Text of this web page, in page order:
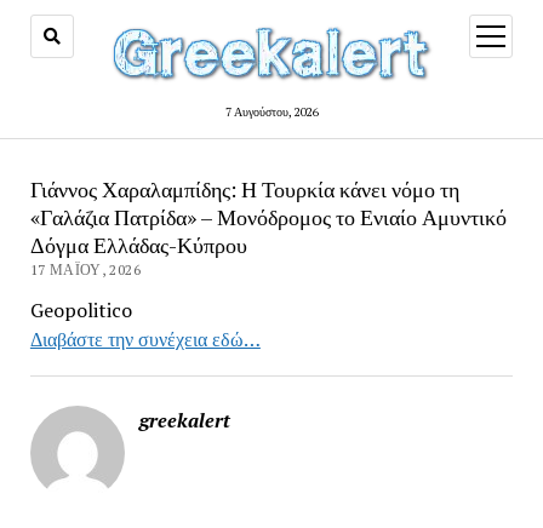
7 Αυγούστου, 2026
open
menu
Γιάννος Χαραλαμπίδης: Η Τουρκία κάνει νόμο τη
«Γαλάζια Πατρίδα» – Μονόδρομος το Ενιαίο Αμυντικό
Δόγμα Ελλάδας-Κύπρου
17 ΜΑΪ́ΟΥ, 2026
Geopolitico
Διαβάστε την συνέχεια εδώ…
greekalert